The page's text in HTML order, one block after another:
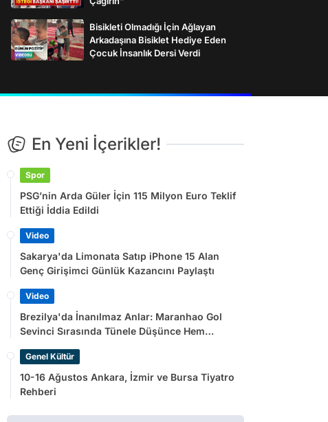
Bisikleti Olmadığı İçin Ağlayan
Arkadaşına Bisiklet Hediye Eden
Çocuk İnsanlık Dersi Verdi
En Yeni İçerikler!
Spor
PSG’nin Arda Güler İçin 115 Milyon Euro Teklif
Ettiği İddia Edildi
Video
Sakarya'da Limonata Satıp iPhone 15 Alan
Genç Girişimci Günlük Kazancını Paylaştı
Video
Brezilya'da İnanılmaz Anlar: Maranhao Gol
Sevinci Sırasında Tünele Düşünce Hem
Genel Kültür
10-16 Ağustos Ankara, İzmir ve Bursa Tiyatro
Rehberi